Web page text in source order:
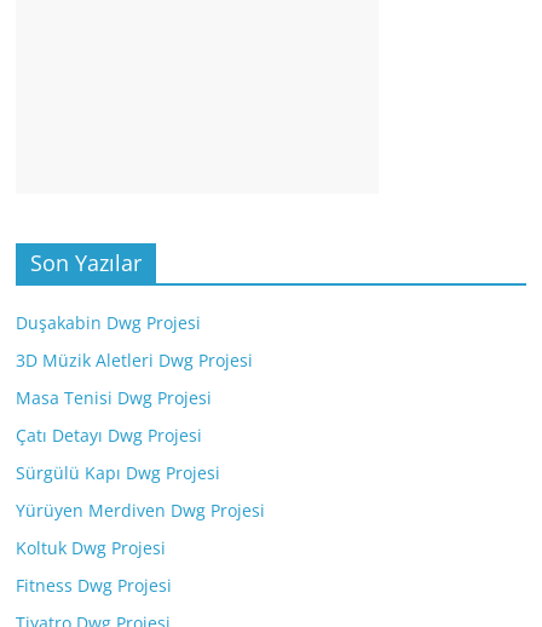
Son Yazılar
Duşakabin Dwg Projesi
3D Müzik Aletleri Dwg Projesi
Masa Tenisi Dwg Projesi
Çatı Detayı Dwg Projesi
Sürgülü Kapı Dwg Projesi
Yürüyen Merdiven Dwg Projesi
Koltuk Dwg Projesi
Fitness Dwg Projesi